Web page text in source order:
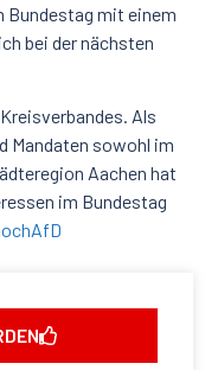
Bundestag mit einem
bei der nächsten
Als
Mandaten sowohl im
Aachen hat
im Bundestag